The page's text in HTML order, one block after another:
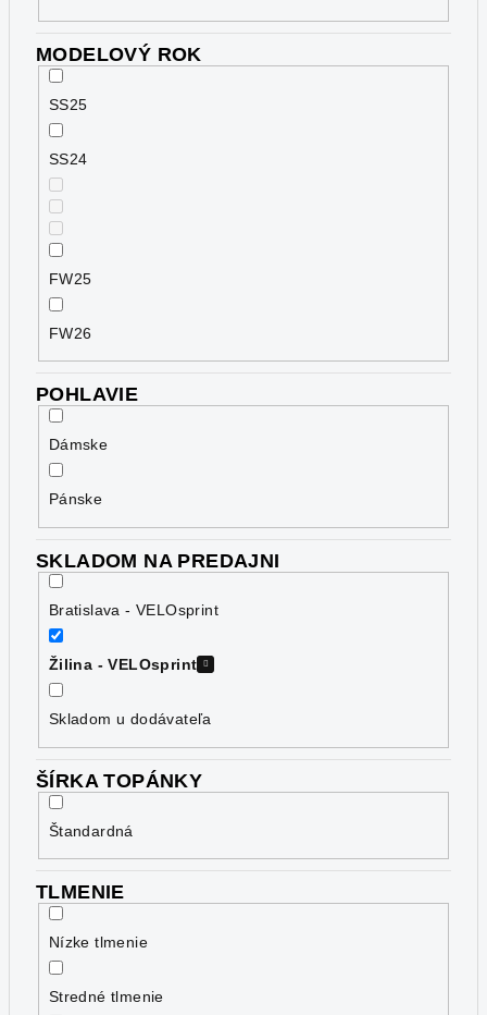
MODELOVÝ ROK
SS25
SS24
FW25
FW26
POHLAVIE
Dámske
Pánske
SKLADOM NA PREDAJNI
Bratislava - VELOsprint
Žilina - VELOsprint
Skladom u dodávateľa
ŠÍRKA TOPÁNKY
Štandardná
TLMENIE
Nízke tlmenie
Stredné tlmenie